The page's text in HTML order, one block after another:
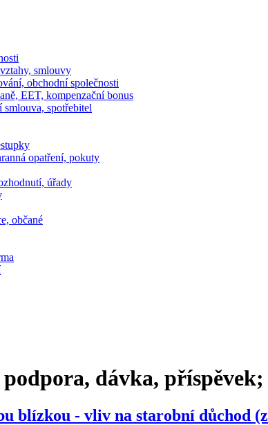
smlouvy
obchodní společnosti
EET, kompenzační bonus
smlouva, spotřebitel
opatření, pokuty
úřady
občané
dávka,
blízkou - vliv na starobní důchod